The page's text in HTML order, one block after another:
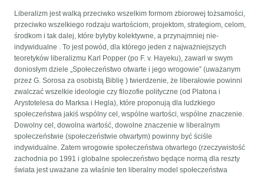
Liberalizm jest walką przeciwko wszelkim formom zbiorowej tożsamości,
przeciwko wszelkiego rodzaju wartościom, projektom, strategiom, celom,
środkom i tak dalej, które byłyby kolektywne, a przynajmniej nie-
indywidualne . To jest powód, dla którego jeden z najważniejszych
teoretyków liberalizmu Karl Popper (po F. v. Hayeku), zawarł w swym
doniosłym dziele „Społeczeństwo otwarte i jego wrogowie” (uważanym
przez G. Sorosa za osobistą Biblię ) twierdzenie, że liberałowie powinni
zwalczać wszelkie ideologie czy filozofie polityczne (od Platona i
Arystotelesa do Marksa i Hegla), które proponują dla ludzkiego
społeczeństwa jakiś wspólny cel, wspólne wartości, wspólne znaczenie.
Dowolny cel, dowolna wartość, dowolne znaczenie w liberalnym
społeczeństwie (społeczeństwie otwartym) powinny być ściśle
indywidualne. Zatem wrogowie społeczeństwa otwartego (rzeczywistość
zachodnia po 1991 i globalne społeczeństwo będące normą dla reszty
świata jest uważane za właśnie ten liberalny model społeczeństwa